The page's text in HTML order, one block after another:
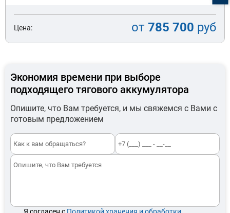
Цена: от 785 700 руб
Экономия времени при выборе
подходящего тягового аккумулятора
Опишите, что Вам требуется, и мы свяжемся с Вами с
готовым предложением